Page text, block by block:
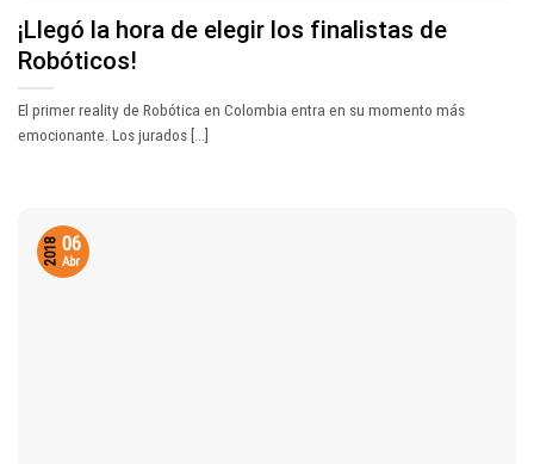
¡Llegó la hora de elegir los finalistas de
Robóticos!
El primer reality de Robótica en Colombia entra en su momento más
emocionante. Los jurados [...]
06
Abr
2018